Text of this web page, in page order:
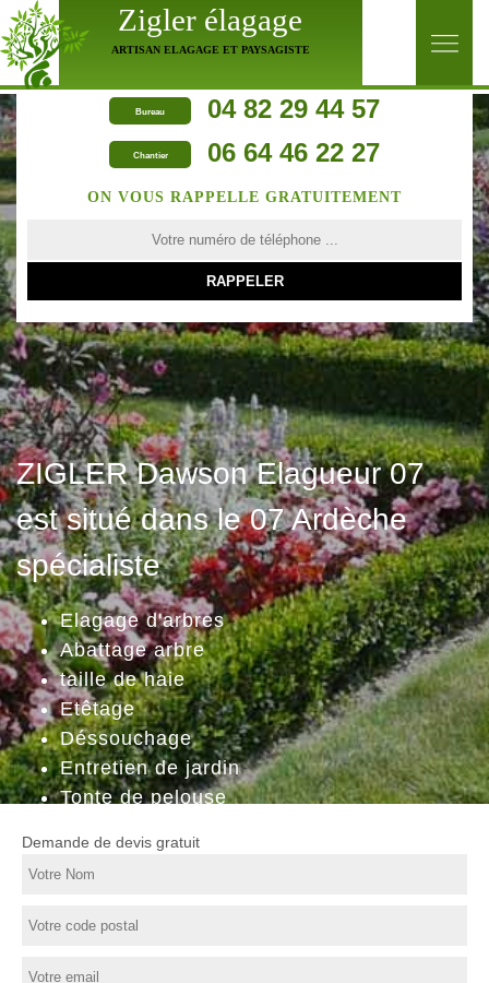
Zigler élagage
ARTISAN ELAGAGE ET PAYSAGISTE
Bureau 04 82 29 44 57
Chantier 06 64 46 22 27
ZIGLER Dawson Elagueur 07
est situé dans le 07 Ardèche
spécialiste
Elagage d'arbres
Abattage arbre
taille de haie
Etêtage
Déssouchage
Entretien de jardin
Tonte de pelouse
ON VOUS RAPPELLE GRATUITEMENT
Demande de devis gratuit